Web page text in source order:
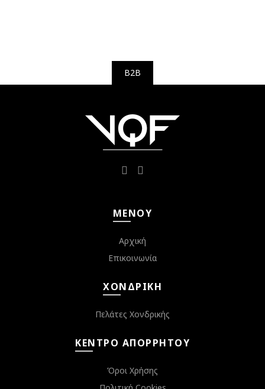
B2B
ΜΕΝΟΎ
Αρχική
Επικοινωνία
ΧΟΝΔΡΙΚΉ
Πελάτες Χονδρικής
ΚΈΝΤΡΟ ΑΠΟΡΡΉΤΟΥ
Όροι Χρήσης